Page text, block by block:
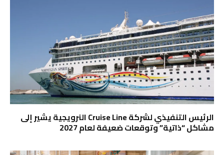
الرئيس التنفيذي لشركة Cruise Line النرويجية يشير إلى
مشاكل “ذاتية” وتوقعات ضعيفة لعام 2027